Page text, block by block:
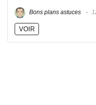
Bons plans astuces
VOIR